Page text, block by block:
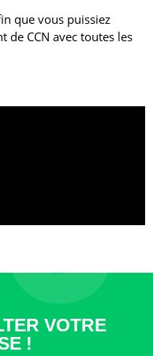
que vous puissiez
de CCN avec toutes les
VOTRE
!